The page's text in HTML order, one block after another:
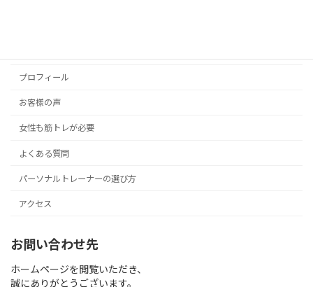
プロフィール
お客様の声
女性も筋トレが必要
よくある質問
パーソナルトレーナーの選び方
アクセス
お問い合わせ先
ホームページを閲覧いただき、
誠にありがとうございます。